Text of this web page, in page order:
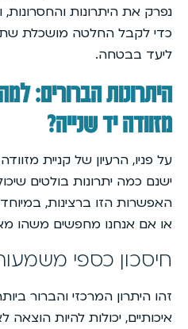
נפרק את היתרונות
כדי לקבל החלטה מושכלת
ליעד בבטחה.
היתרונות הברורים:
מזוודה יד שנייה?
על פניו, הרעיון של קניית
ישנם כמה יתרונות בולטים
האפשרות הזו ברצינות,
או אם אנחנו מחפשים משהו
חיסכון כספי
זהו היתרון המרכזי והברור
איכותיים, יכולות להיות